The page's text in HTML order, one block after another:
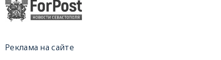
Реклама на сайте